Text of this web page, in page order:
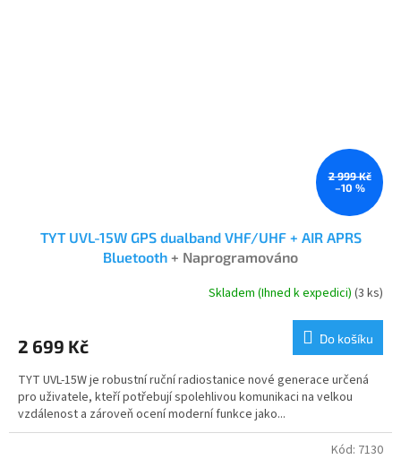
2 999 Kč
–10 %
TYT UVL-15W GPS dualband VHF/UHF + AIR APRS
Bluetooth + Naprogramováno
je
z
5
hvězdiček.
Skladem (Ihned k expedici)(3 ks)
2 699 Kč Do košíku
TYT UVL-15W je robustní ruční radiostanice nové generace určená
pro uživatele, kteří potřebují spolehlivou komunikaci na velkou
vzdálenost a zároveň ocení moderní funkce jako...
Kód: 7130